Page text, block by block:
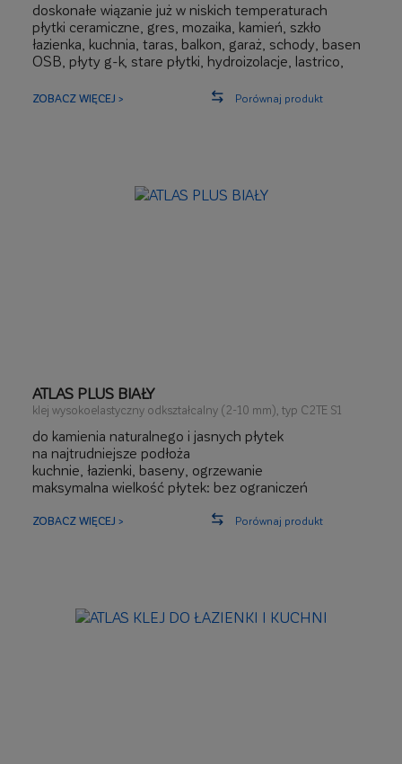
doskonałe wiązanie już w niskich temperaturach
płytki ceramiczne, gres, mozaika, kamień, szkło
łazienka, kuchnia, taras, balkon, garaż, schody, basen
OSB, płyty g-k, stare płytki, hydroizolacje, lastrico,
3 x większa przyczepność początkowa
ZOBACZ WIĘCEJ > Porównaj produkt
ATLAS PLUS BIAŁY
klej wysokoelastyczny odkształcalny (2-10 mm), typ C2TE S1
do kamienia naturalnego i jasnych płytek
na najtrudniejsze podłoża
kuchnie, łazienki, baseny, ogrzewanie
maksymalna wielkość płytek: bez ograniczeń
ZOBACZ WIĘCEJ > Porównaj produkt